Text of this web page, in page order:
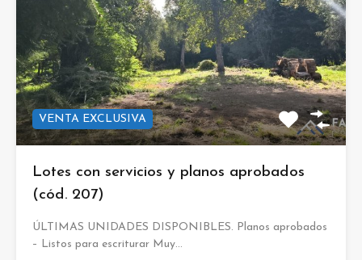
VENTA EXCLUSIVA
Lotes con servicios y planos aprobados
(cód. 207)
ÚLTIMAS UNIDADES DISPONIBLES. Planos aprobados
– Listos para escriturar Muy…